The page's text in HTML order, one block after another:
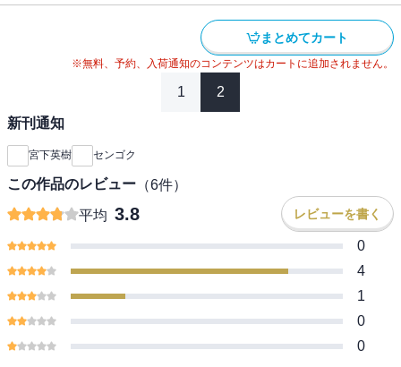
まとめてカート
※無料、予約、入荷通知のコンテンツはカートに追加されません。
1 2
新刊通知
宮下英樹 センゴク
この作品のレビュー （6件）
平均 3.8 レビューを書く
0
4
1
0
0